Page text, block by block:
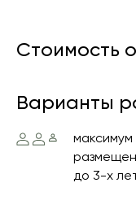
Стоимость
Варианты
максимум
до 3-х